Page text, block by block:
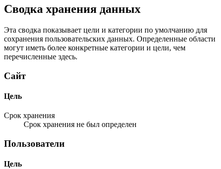
Сводка хранения данных
Эта сводка показывает цели и категории по умолчанию для
сохранения пользовательских данных. Определенные области
могут иметь более конкретные категории и цели, чем
перечисленные здесь.
Сайт
Цель
Срок хранения
Срок хранения не был определен
Пользователи
Цель